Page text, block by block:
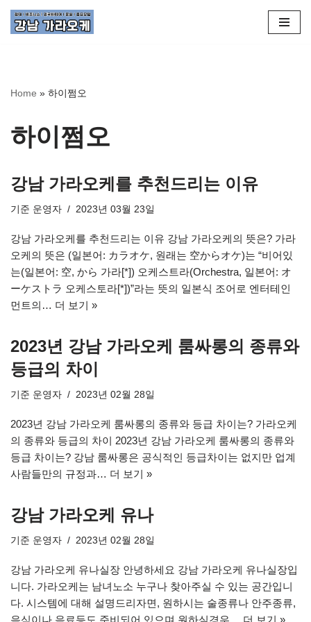
콘
로
뛰
Home » 하이쩜오
하이쩜오
강남 가라오케를 추천드리는 이유
기준 운영자 2023년 03월 23일
강남 가라오케를 추천드리는 이유 강남 가라오케의 뜻은? 가라
오케의 뜻은 (일본어: カラオケ, 원래는 空からオケ)는 “비어있
는(일본어: 空, から 가라[*]) 오케스트라(Orchestra, 일본어: オ
ーケストラ 오케스토라[*])”라는 뜻의 일본식 조어로 엔터테인
먼트의… 더 보기 »
2023년 강남 가라오케 룸싸롱의 종류와
등급의 차이
기준 운영자 2023년 02월 28일
2023년 강남 가라오케 룸싸롱의 종류와 등급 차이는? 가라오케
의 종류와 등급의 차이 2023년 강남 가라오케 룸싸롱의 종류와
등급 차이는? 강남 룸싸롱은 공식적인 등급차이는 없지만 업계
사람들만의 규정과… 더 보기 »
강남 가라오케 유나
기준 운영자 2023년 02월 28일
강남 가라오케 유나실장 안녕하세요 강남 가라오케 유나실장입
니다. 가라오케는 남녀노소 누구나 찾아주실 수 있는 공간입니
다. 시스템에 대해 설명드리자면, 원하시는 술종류나 안주종류,